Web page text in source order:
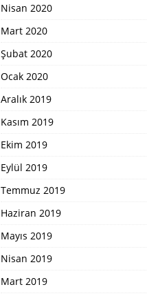
Nisan 2020
Mart 2020
Şubat 2020
Ocak 2020
Aralık 2019
Kasım 2019
Ekim 2019
Eylül 2019
Temmuz 2019
Haziran 2019
Mayıs 2019
Nisan 2019
Mart 2019